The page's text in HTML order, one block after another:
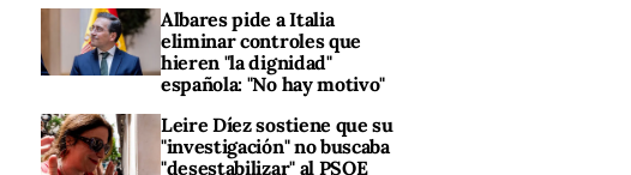
Albares pide a Italia
eliminar controles que
hieren "la dignidad"
española: "No hay motivo"
Leire Díez sostiene que su
"investigación" no buscaba
"desestabilizar" al PSOE